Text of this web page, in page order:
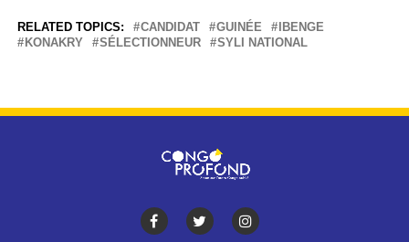
RELATED TOPICS: CANDIDAT GUINÉE
IBENGE
KONAKRY
SÉLECTIONNEUR SYLI NATIONAL